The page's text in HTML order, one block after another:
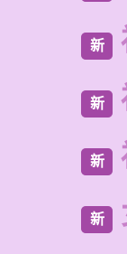
新
新
新
新